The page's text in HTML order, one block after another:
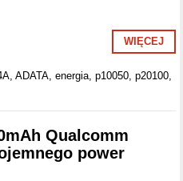
WIĘCEJ
,ADATA ,energia ,p10050 ,p20100
Qualcomm
power